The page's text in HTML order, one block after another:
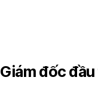
Giám đốc